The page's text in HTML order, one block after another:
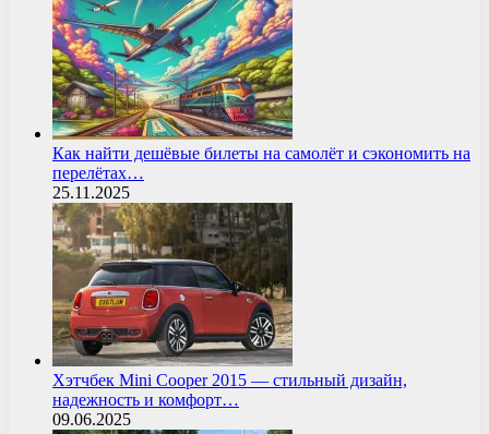
Как найти дешёвые билеты на самолёт и сэкономить на
перелётах…
25.11.2025
Хэтчбек Mini Cooper 2015 — стильный дизайн,
надежность и комфорт…
09.06.2025